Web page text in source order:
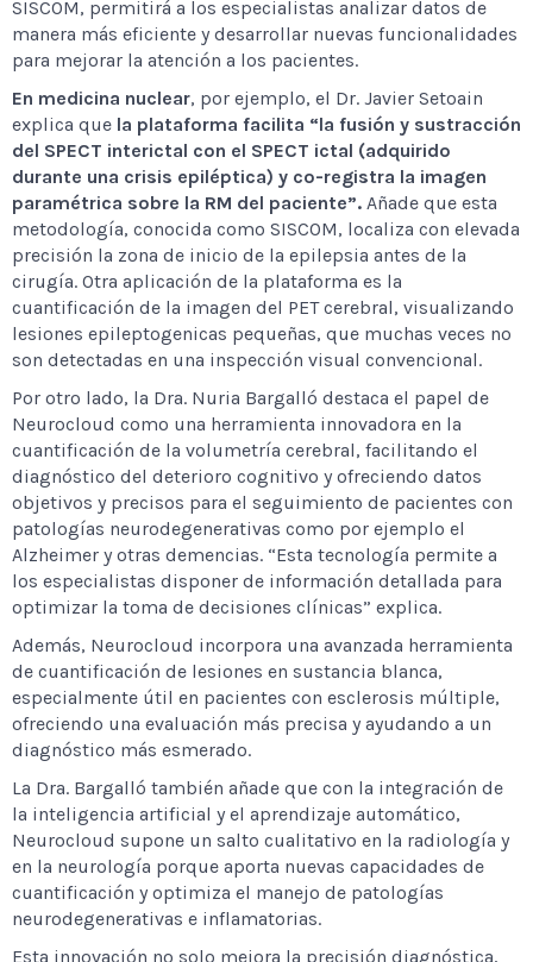
SISCOM, permitirá a los especialistas analizar datos de
manera más eficiente y desarrollar nuevas funcionalidades
para mejorar la atención a los pacientes.
En medicina nuclear, por ejemplo, el Dr. Javier Setoain
explica que la plataforma facilita “la fusión y sustracción
del SPECT interictal con el SPECT ictal (adquirido
durante una crisis epiléptica) y co-registra la imagen
paramétrica sobre la RM del paciente”. Añade que esta
metodología, conocida como SISCOM, localiza con elevada
precisión la zona de inicio de la epilepsia antes de la
cirugía. Otra aplicación de la plataforma es la
cuantificación de la imagen del PET cerebral, visualizando
lesiones epileptogenicas pequeñas, que muchas veces no
son detectadas en una inspección visual convencional.
Por otro lado, la Dra. Nuria Bargalló destaca el papel de
Neurocloud como una herramienta innovadora en la
cuantificación de la volumetría cerebral, facilitando el
diagnóstico del deterioro cognitivo y ofreciendo datos
objetivos y precisos para el seguimiento de pacientes con
patologías neurodegenerativas como por ejemplo el
Alzheimer y otras demencias. “Esta tecnología permite a
los especialistas disponer de información detallada para
optimizar la toma de decisiones clínicas” explica.
Además, Neurocloud incorpora una avanzada herramienta
de cuantificación de lesiones en sustancia blanca,
especialmente útil en pacientes con esclerosis múltiple,
ofreciendo una evaluación más precisa y ayudando a un
diagnóstico más esmerado.
La Dra. Bargalló también añade que con la integración de
la inteligencia artificial y el aprendizaje automático,
Neurocloud supone un salto cualitativo en la radiología y
en la neurología porque aporta nuevas capacidades de
cuantificación y optimiza el manejo de patologías
neurodegenerativas e inflamatorias.
Esta innovación no solo mejora la precisión diagnóstica,